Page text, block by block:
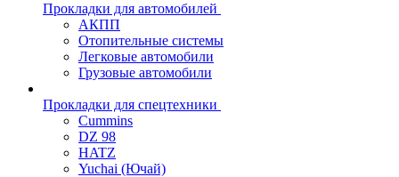
Прокладки для автомобилей
АКПП
Отопительные системы
Легковые автомобили
Грузовые автомобили
Прокладки для спецтехники
Cummins
DZ 98
HATZ
Yuchai (Ючай)